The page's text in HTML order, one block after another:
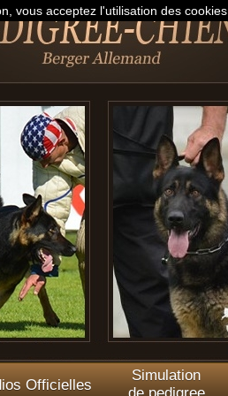
Officielles
Simulation
vous acceptez l'utilisation des cookies